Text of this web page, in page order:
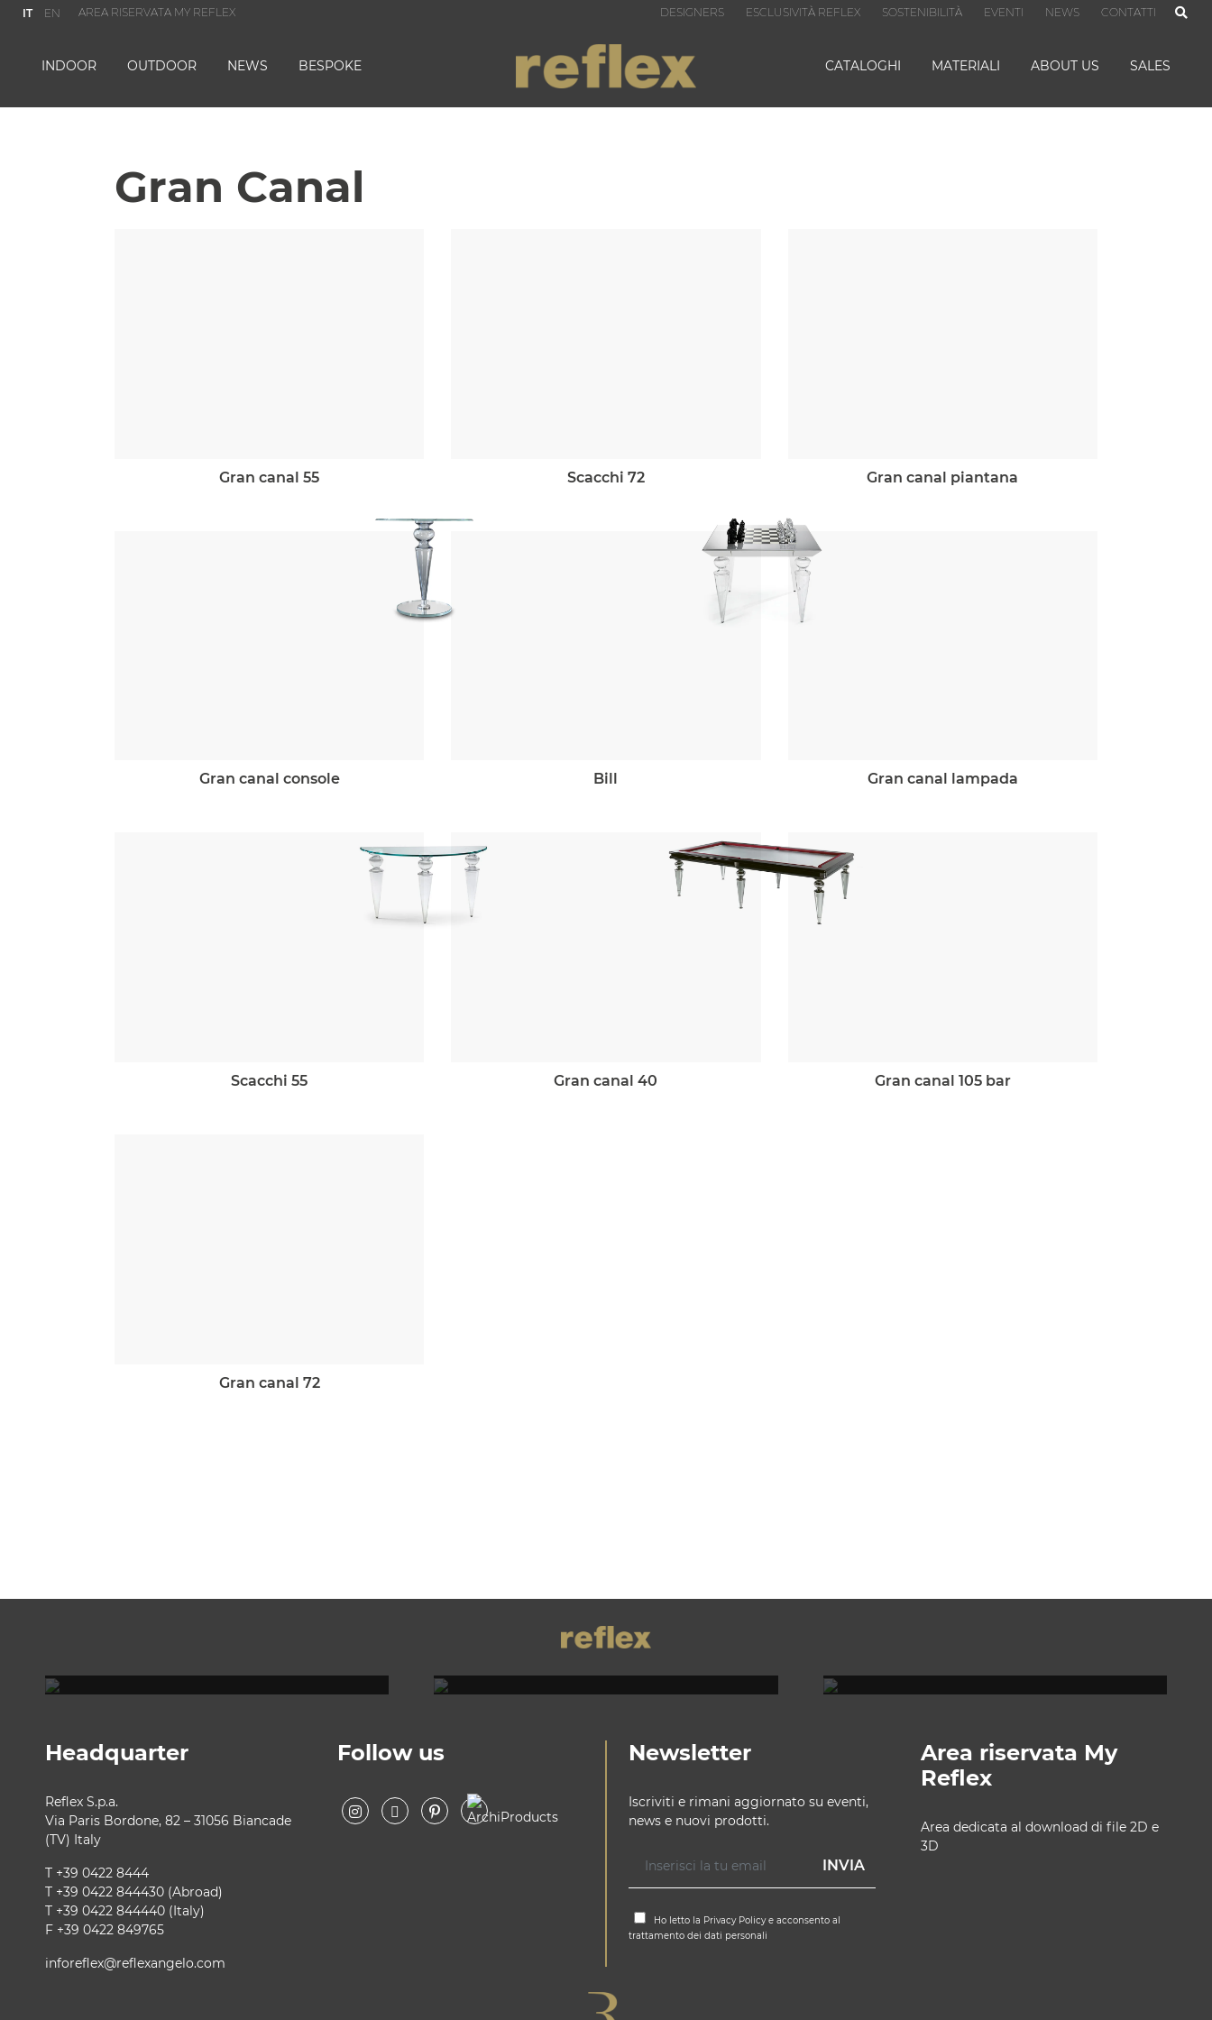
IT EN AREA RISERVATA MY REFLEX DESIGNERS ESCLUSIVITÀ REFLEX SOSTENIBILITÀ EVENTI NEWS CONTATTI
INDOOR OUTDOOR NEWS BESPOKE CATALOGHI MATERIALI ABOUT US SALES
Gran Canal
gran canal 55 scacchi 72 gran canal piantana
gran canal console bill gran canal lampada
scacchi 55 gran canal 40 gran canal 105 bar
gran canal 72
T +39 02 80582955
Headquarter
Reflex S.p.a.
Via Paris Bordone, 82 – 31056 Biancade
(TV) Italy
T +39 0422 8444
T +39 0422 844430 (Abroad)
T +39 0422 844440 (Italy)
F +39 0422 849765
inforeflex@reflexangelo.com
Follow us Newsletter
Iscriviti e rimani aggiornato su eventi,
news e nuovi prodotti.
Ho letto la Privacy Policye acconsento al
trattamento dei dati personali
Area riservata My
Reflex
Area dedicata al download di file 2D e
3D